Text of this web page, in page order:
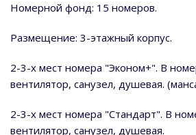
Номерной фонд: 15 номеров.
Размещение: 3-этажный корпус.
2-3-х мест номера "Эконом+". В
вентилятор, санузел, душевая.
2-3-х мест номера "Стандарт". В
вентилятор, санузел, душевая.